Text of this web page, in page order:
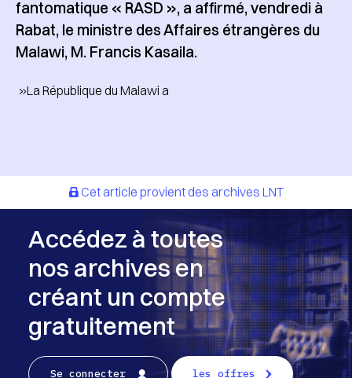
fantomatique « RASD », a affirmé, vendredi à
Rabat, le ministre des Affaires étrangères du
Malawi, M. Francis Kasaila.
»La République du Malawi a
Cet article provient des archives LNT
Accédez à toutes
nos archives en
créant un compte
gratuitement
Se connecter les offres